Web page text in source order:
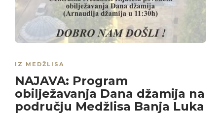
IZ MEDŽLISA
NAJAVA: Program
obilježavanja Dana džamija na
području Medžlisa Banja Luka